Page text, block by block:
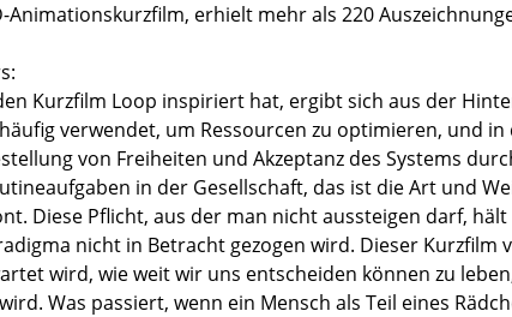
Animationskurzfilm, erhielt mehr als 220
Kurzfilm Loop inspiriert hat, ergibt sich aus der
verwendet, um Ressourcen zu optimieren, und
von Freiheiten und Akzeptanz des Systems
in der Gesellschaft, das ist die Art und
Diese Pflicht, aus der man nicht aussteigen darf,
nicht in Betracht gezogen wird. Dieser
wird, wie weit wir uns entscheiden können zu
Was passiert, wenn ein Mensch als Teil eines